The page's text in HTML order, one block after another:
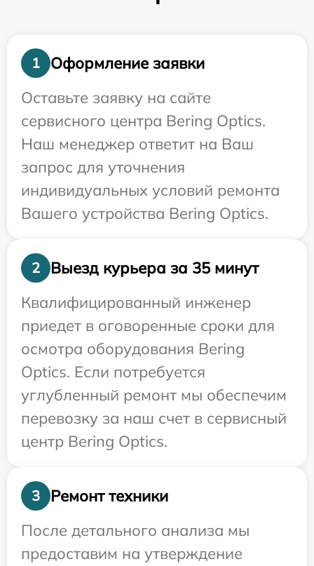
1
Оформление заявки
Оставьте заявку на сайте
сервисного центра Bering Optics.
Наш менеджер ответит на Ваш
запрос для уточнения
индивидуальных условий ремонта
Вашего устройства Bering Optics.
2
Выезд курьера за 35 минут
Квалифицированный инженер
приедет в оговоренные сроки для
осмотра оборудования Bering
Optics. Если потребуется
углубленный ремонт мы обеспечим
перевозку за наш счет в сервисный
центр Bering Optics.
3
Ремонт техники
После детального анализа мы
предоставим на утверждение